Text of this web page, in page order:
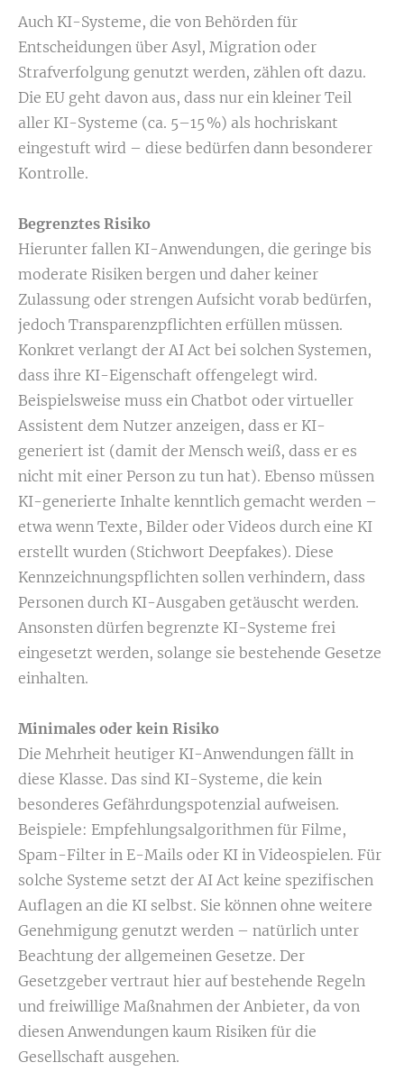
Auch KI-Systeme, die von Behörden für
Entscheidungen über Asyl, Migration oder
Strafverfolgung genutzt werden, zählen oft dazu.
Die EU geht davon aus, dass nur ein kleiner Teil
aller KI-Systeme (ca. 5–15 %) als hochriskant
eingestuft wird – diese bedürfen dann besonderer
Kontrolle.
Begrenztes Risiko
Hierunter fallen KI-Anwendungen, die geringe bis
moderate Risiken bergen und daher keiner
Zulassung oder strengen Aufsicht vorab bedürfen,
jedoch Transparenzpflichten erfüllen müssen.
Konkret verlangt der AI Act bei solchen Systemen,
dass ihre KI-Eigenschaft offengelegt wird.
Beispielsweise muss ein Chatbot oder virtueller
Assistent dem Nutzer anzeigen, dass er KI-
generiert ist (damit der Mensch weiß, dass er es
nicht mit einer Person zu tun hat). Ebenso müssen
KI-generierte Inhalte kenntlich gemacht werden –
etwa wenn Texte, Bilder oder Videos durch eine KI
erstellt wurden (Stichwort Deepfakes). Diese
Kennzeichnungspflichten sollen verhindern, dass
Personen durch KI-Ausgaben getäuscht werden.
Ansonsten dürfen begrenzte KI-Systeme frei
eingesetzt werden, solange sie bestehende Gesetze
einhalten.
Minimales oder kein Risiko
Die Mehrheit heutiger KI-Anwendungen fällt in
diese Klasse. Das sind KI-Systeme, die kein
besonderes Gefährdungspotenzial aufweisen.
Beispiele: Empfehlungsalgorithmen für Filme,
Spam-Filter in E-Mails oder KI in Videospielen. Für
solche Systeme setzt der AI Act keine spezifischen
Auflagen an die KI selbst. Sie können ohne weitere
Genehmigung genutzt werden – natürlich unter
Beachtung der allgemeinen Gesetze. Der
Gesetzgeber vertraut hier auf bestehende Regeln
und freiwillige Maßnahmen der Anbieter, da von
diesen Anwendungen kaum Risiken für die
Gesellschaft ausgehen.